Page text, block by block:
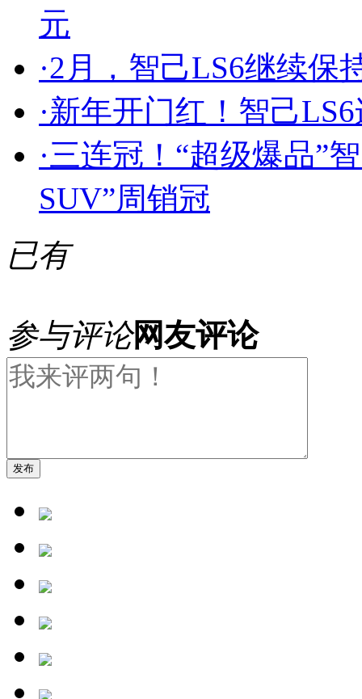
元
·2月，智己LS6继续保
·新年开门红！智己
·三连冠！“超级爆品”
SUV”周销冠
已有
参与评论网友评论